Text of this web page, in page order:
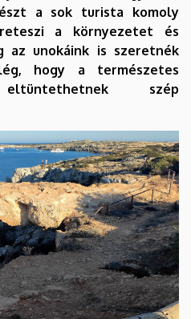
a sok turista komoly
a környezetet és
az unokáink is szeretnék
hogy a természetes
szép